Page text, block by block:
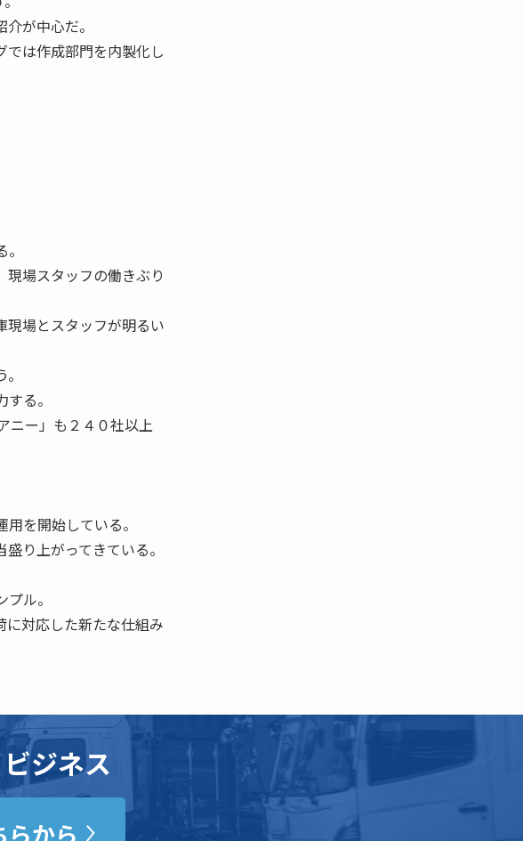
が中心だ。
は作成部門を内製化し
場スタッフの働きぶり
現場とスタッフが明るい
る。
ニー」も２４０社以上
を開始している。
り上がってきている。
ル。
に対応した新たな仕組み
ジネス
から